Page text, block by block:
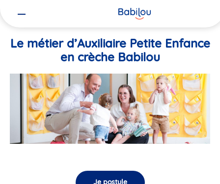
Le métier d’Auxiliaire Petite Enfance
en crèche Babilou